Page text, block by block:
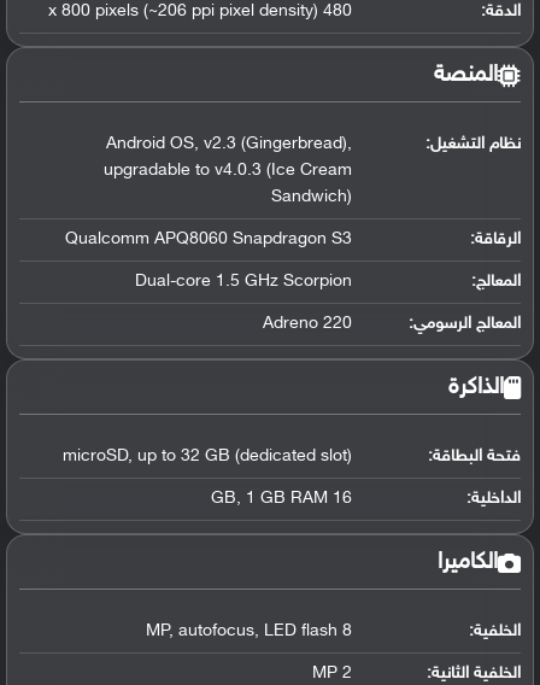
الدقة: 480 x 800 pixels (~206 ppi pixel density)
المنصة
نظام التشغيل:
Android OS, v2.3 (Gingerbread),
upgradable to v4.0.3 (Ice Cream
Sandwich)
الرقاقة:
Qualcomm APQ8060 Snapdragon S3
المعالج:
Dual-core 1.5 GHz Scorpion
المعالج الرسومي:
Adreno 220
الذاكرة
فتحة البطاقة: microSD, up to 32 GB (dedicated slot)
الداخلية: 16 GB, 1 GB RAM
الكاميرا
الخلفية: 8 MP, autofocus, LED flash
الخلفية الثانية: 2 MP